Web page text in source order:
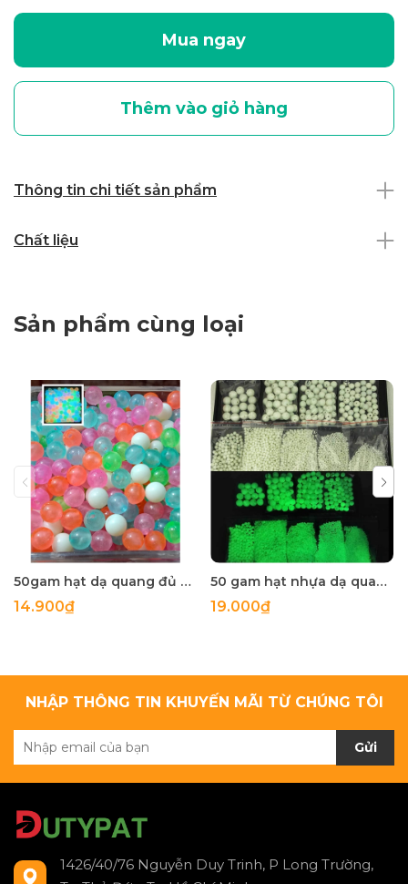
Mua ngay
Thêm vào giỏ hàng
Thông tin chi tiết sản phẩm
Chất liệu
Sản phẩm cùng loại
50gam hạt dạ quang đủ màu 6mm, 8mm, 10mm, 12mm, hạt nhựa tròn
14.900₫
50 gam hạt nhựa dạ quang tròn đủ size 4mm, 5mm, 6mm, 8mm, 10mm, 12mm, 14mm, 16mm ,18mm , 10mm, 22mm, 25mm
19.000₫
NHẬP THÔNG TIN KHUYẾN MÃI TỪ CHÚNG TÔI
Gửi
1426/40/76 Nguyễn Duy Trinh, P Long Trường,